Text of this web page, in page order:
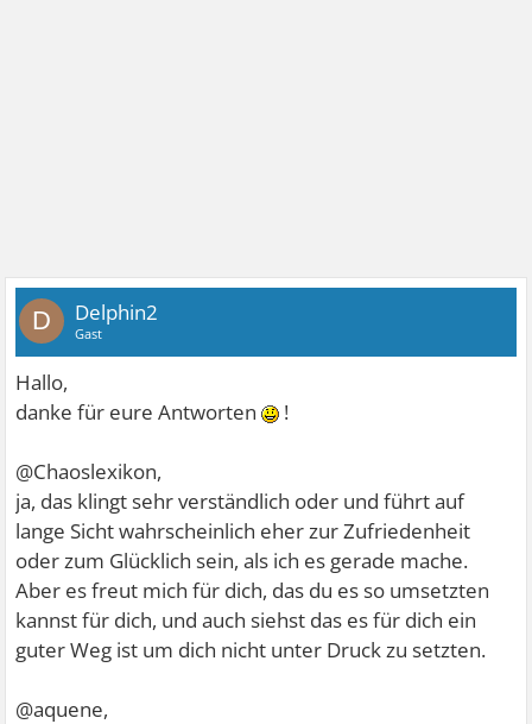
D Delphin2
Gast
Hallo,
danke für eure Antworten
!
@Chaoslexikon,
ja, das klingt sehr verständlich oder und führt auf
lange Sicht wahrscheinlich eher zur Zufriedenheit
oder zum Glücklich sein, als ich es gerade mache.
Aber es freut mich für dich, das du es so umsetzten
kannst für dich, und auch siehst das es für dich ein
guter Weg ist um dich nicht unter Druck zu setzten.
@aquene,